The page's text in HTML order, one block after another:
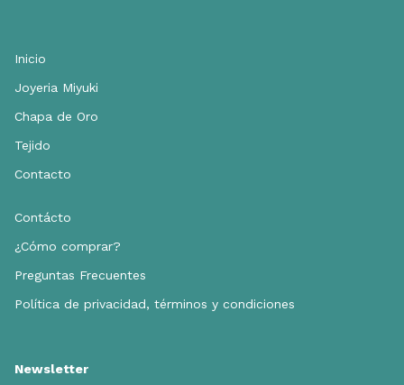
Inicio
Joyeria Miyuki
Chapa de Oro
Tejido
Contacto
Contácto
¿Cómo comprar?
Preguntas Frecuentes
Política de privacidad, términos y condiciones
Newsletter